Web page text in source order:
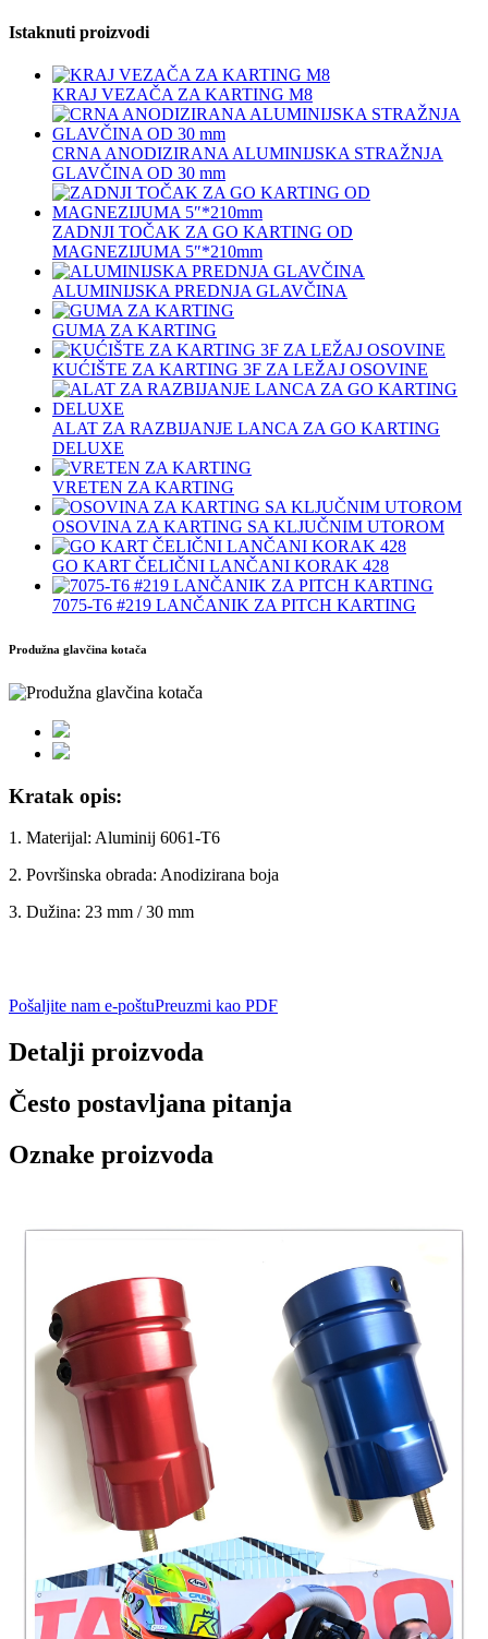
Istaknuti proizvodi
KRAJ VEZAČA ZA KARTING M8
CRNA ANODIZIRANA ALUMINIJSKA STRAŽNJA
GLAVČINA OD 30 mm
ZADNJI TOČAK ZA GO KARTING OD
MAGNEZIJUMA 5″*210mm
ALUMINIJSKA PREDNJA GLAVČINA
GUMA ZA KARTING
KUĆIŠTE ZA KARTING 3F ZA LEŽAJ OSOVINE
ALAT ZA RAZBIJANJE LANCA ZA GO KARTING
DELUXE
VRETEN ZA KARTING
OSOVINA ZA KARTING SA KLJUČNIM UTOROM
GO KART ČELIČNI LANČANI KORAK 428
7075‐T6 #219 LANČANIK ZA PITCH KARTING
Produžna glavčina kotača
Kratak opis:
1. Materijal: Aluminij 6061-T6
2. Površinska obrada: Anodizirana boja
3. Dužina: 23 mm / 30 mm
Pošaljite nam e-poštuPreuzmi kao PDF
Detalji proizvoda
Često postavljana pitanja
Oznake proizvoda